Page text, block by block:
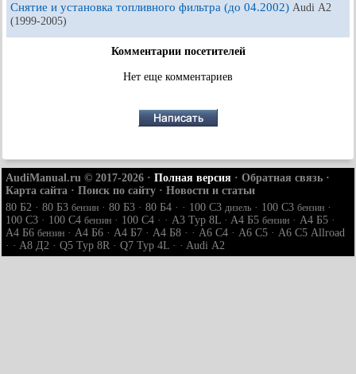
Снятие и установка топливного фильтра (до 04.2002) Audi А2
(1999-2005)
Комментарии посетителей
Нет еще комментариев
AudiManual.ru © 2017-2026 · Полная версия · Обратная связь ·
Карта сайта · Поиск по сайту · Новости и статьи
80 Б2 · 80 Б3 бензин · 80 Б3 · 80 Б4 · · 100 С3 дизель · 100 С3 бензин ·
100 С3 · 100 С4 бензин · 100 С4 · · A3 Typ 8L · A4 Б5 бензин · A4 Б5 ·
A4 Б6 бензин · A4 Б6 · A4 Б7 · A4 Б8 · · A6 С4 · A6 С5 · A6 С5 Allroad
· · A8 Д2 · Q5 Typ 8R · Q7 Typ 4L · · Audi А2